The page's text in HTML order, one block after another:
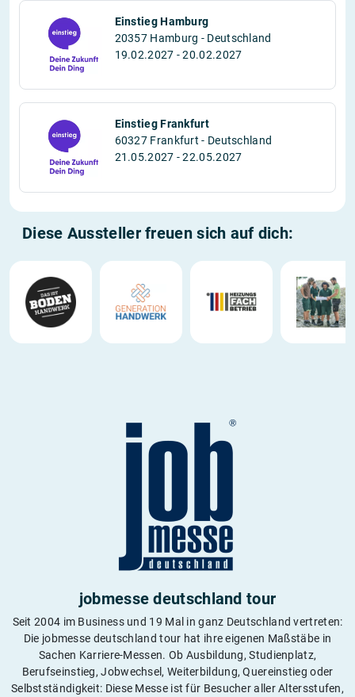
Einstieg Hamburg
20357 Hamburg - Deutschland
19.02.2027 - 20.02.2027
Einstieg Frankfurt
60327 Frankfurt - Deutschland
21.05.2027 - 22.05.2027
Diese Aussteller freuen sich auf dich:
jobmesse deutschland tour
Seit 2004 im Business und 19 Mal in ganz Deutschland vertreten:
Die jobmesse deutschland tour hat ihre eigenen Maßstäbe in
Sachen Karriere-Messen. Ob Ausbildung, Studienplatz,
Berufseinstieg, Jobwechsel, Weiterbildung, Quereinstieg oder
Selbstständigkeit: Diese Messe ist für Besucher aller Altersstufen,